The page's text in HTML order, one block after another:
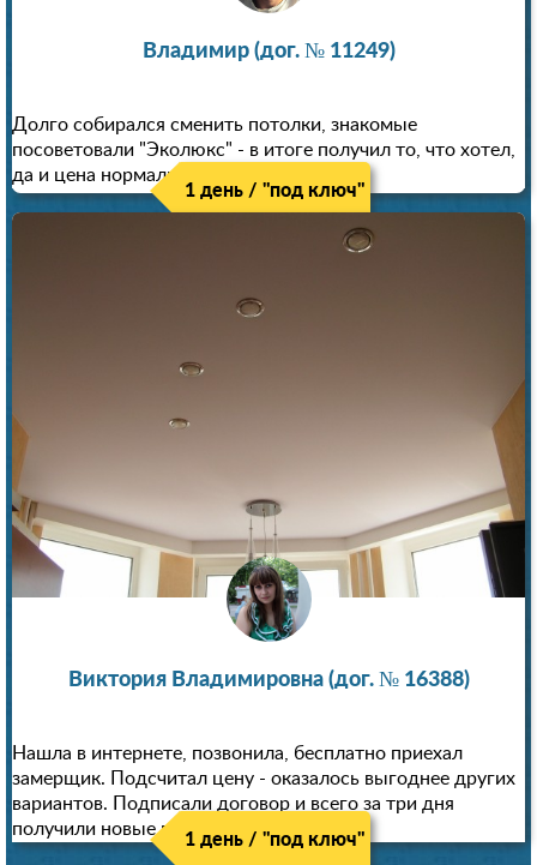
Владимир (дог. № 11249)
Долго собирался сменить потолки, знакомые
посоветовали "Эколюкс" - в итоге получил то, что хотел,
да и цена нормальная.
1 день / "под ключ"
Виктория Владимировна (дог. № 16388)
Нашла в интернете, позвонила, бесплатно приехал
замерщик. Подсчитал цену - оказалось выгоднее других
вариантов. Подписали договор и всего за три дня
получили новые потолки!
1 день / "под ключ"